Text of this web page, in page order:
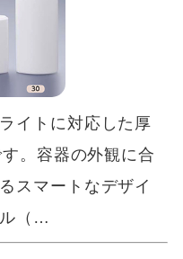
イトに対応した厚
。容器の外観に合
スマートなデザイ
（…